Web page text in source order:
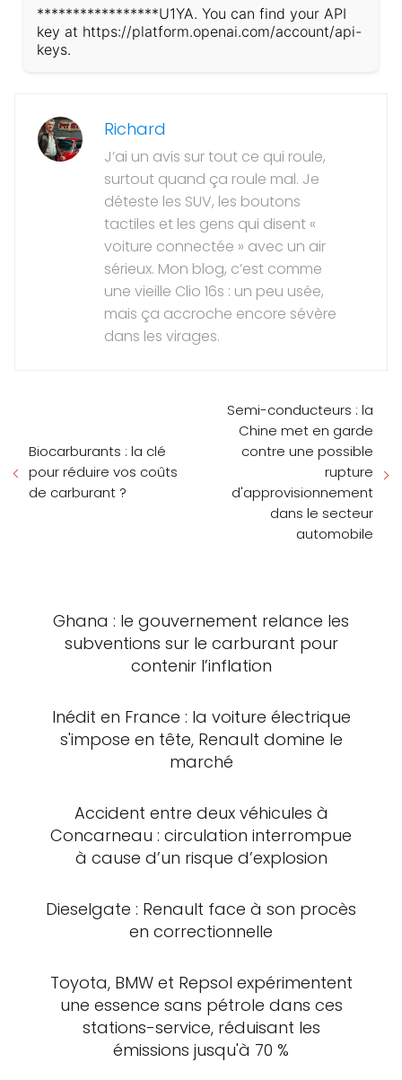
*****************U1YA. You can find your API
key at https://platform.openai.com/account/api-
keys.
Richard
J’ai un avis sur tout ce qui roule,
surtout quand ça roule mal. Je
déteste les SUV, les boutons
tactiles et les gens qui disent «
voiture connectée » avec un air
sérieux. Mon blog, c’est comme
une vieille Clio 16s : un peu usée,
mais ça accroche encore sévère
dans les virages.
Biocarburants : la clé
pour réduire vos coûts
de carburant ?
Semi-conducteurs : la
Chine met en garde
contre une possible
rupture
d'approvisionnement
dans le secteur
automobile
Ghana : le gouvernement relance les
subventions sur le carburant pour
contenir l’inflation
Inédit en France : la voiture électrique
s'impose en tête, Renault domine le
marché
Accident entre deux véhicules à
Concarneau : circulation interrompue
à cause d’un risque d’explosion
Dieselgate : Renault face à son procès
en correctionnelle
Toyota, BMW et Repsol expérimentent
une essence sans pétrole dans ces
stations-service, réduisant les
émissions jusqu'à 70 %